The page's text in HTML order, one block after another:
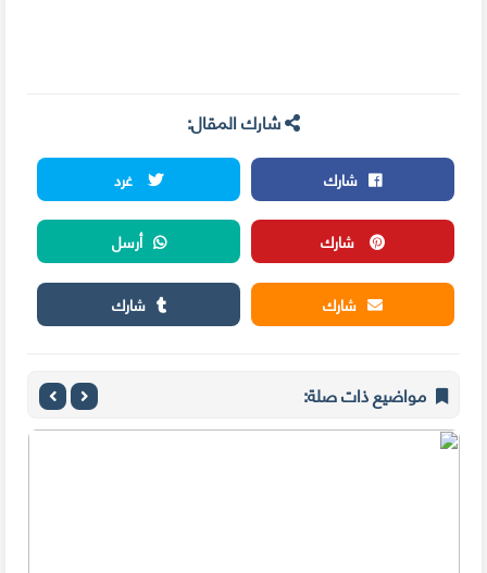
شارك المقال:
شارك
غرد
شارك
أرسل
شارك
شارك
مواضيع ذات صلة: